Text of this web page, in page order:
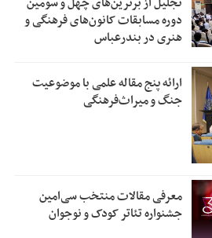
دوره مسابقات کانون‌های فرهنگی و
هنری در بندرعباس
ارائه پنج مقاله علمی با موضوعیت
جنگ و میراث‌فرهنگی
معرفی مقالات منتخب سی‌امین
جشنواره تئاتر کودک و نوجوان